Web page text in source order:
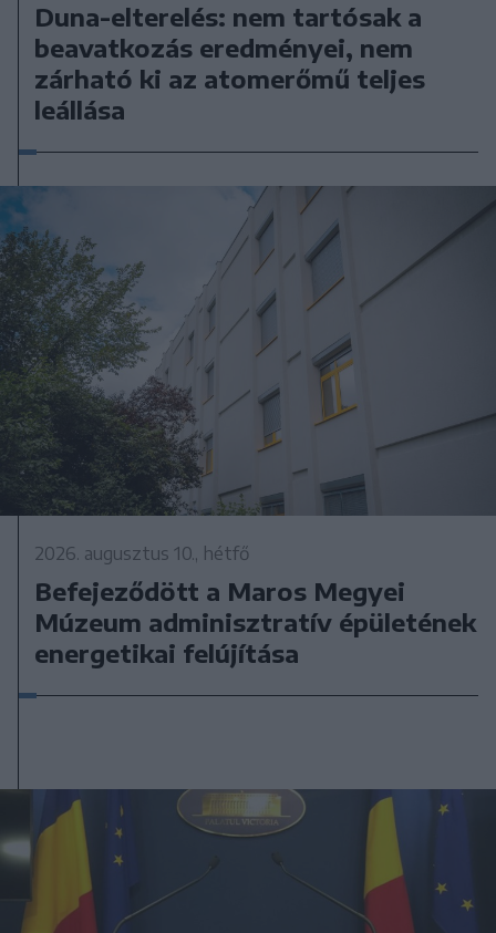
Duna-elterelés: nem tartósak a
beavatkozás eredményei, nem
zárható ki az atomerőmű teljes
leállása
2026. augusztus 10., hétfő
Befejeződött a Maros Megyei
Múzeum adminisztratív épületének
energetikai felújítása